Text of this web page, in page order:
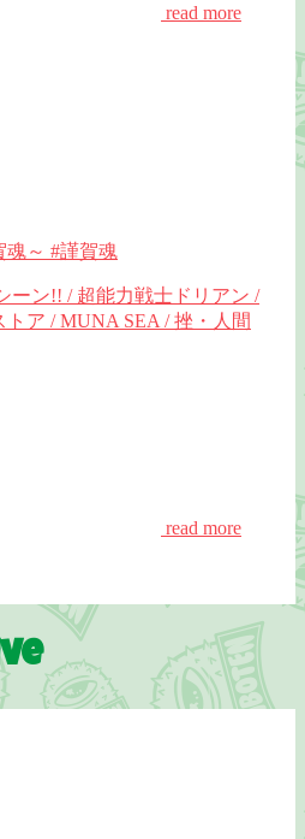
read more
魂～ #謹賀魂
ーン!! / 超能力戦士ドリアン /
ア / MUNA SEA / 挫・人間
read more